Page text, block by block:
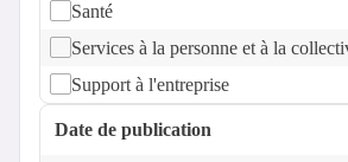
Santé
Services à la personne et à la
Support à l'entreprise
Date de publication